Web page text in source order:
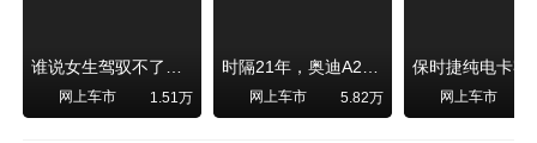
谁说女生驾驭不了大SUV？看我开问界M6驰骋坝上草原！
网上车市 1.51万
时隔21年，奥迪A2强势归来！
网上车市 5.82万 网上车市